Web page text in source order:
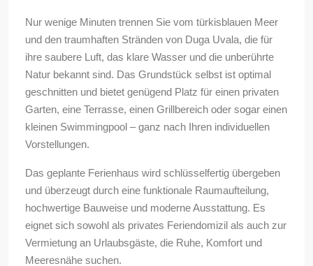
Nur wenige Minuten trennen Sie vom türkisblauen Meer
und den traumhaften Stränden von Duga Uvala, die für
ihre saubere Luft, das klare Wasser und die unberührte
Natur bekannt sind. Das Grundstück selbst ist optimal
geschnitten und bietet genügend Platz für einen privaten
Garten, eine Terrasse, einen Grillbereich oder sogar einen
kleinen Swimmingpool – ganz nach Ihren individuellen
Vorstellungen.
Das geplante Ferienhaus wird schlüsselfertig übergeben
und überzeugt durch eine funktionale Raumaufteilung,
hochwertige Bauweise und moderne Ausstattung. Es
eignet sich sowohl als privates Feriendomizil als auch zur
Vermietung an Urlaubsgäste, die Ruhe, Komfort und
Meeresnähe suchen.